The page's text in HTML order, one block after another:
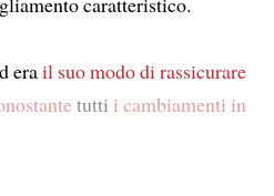
erail suo modo di rassicurare
tutti i cambiamenti in